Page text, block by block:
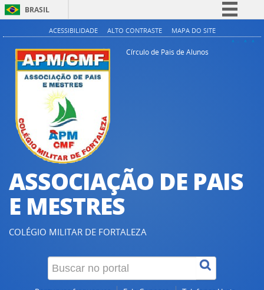
BRASIL
Simplifique!
Comunica BR
ACESSIBILIDADE ALTO CONTRASTE MAPA DO SITE
A+ A A-
Círculo de Pais de Alunos
ASSOCIAÇÃO DE PAIS
E MESTRES
COLÉGIO MILITAR DE FORTALEZA